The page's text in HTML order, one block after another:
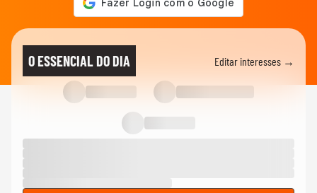
03:17
causar danos silenciosos...
Influencer diz que quase ficou cega após
líquido de...
'Um milagre vivo': esposa de Marcão Raiz
relembra acidente e...
O ESSENCIAL DO DIA Editar interesses →